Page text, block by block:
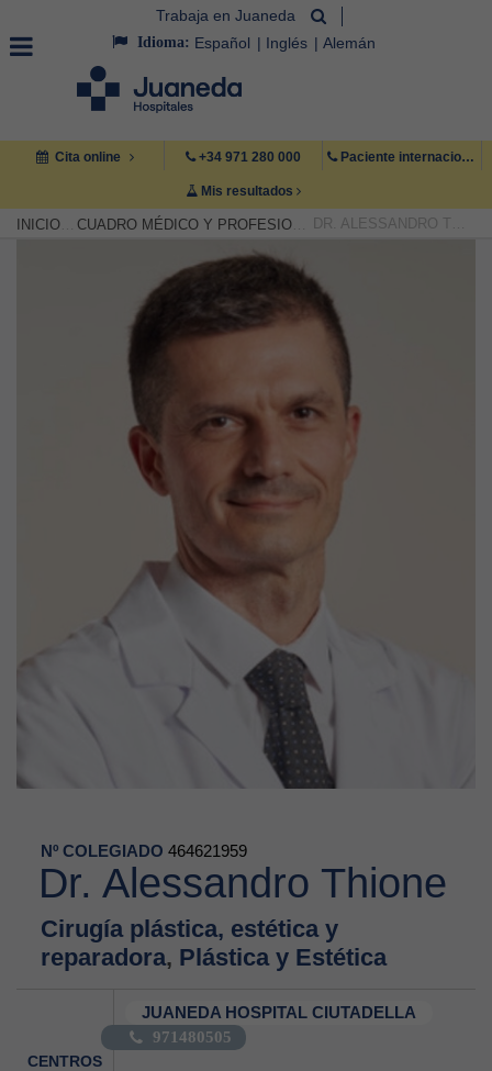
Trabaja en Juaneda
Idioma: Español Inglés Alemán
Cita online +34 971 280 000 Paciente internacional +34 971 222 222
Mis resultados
INICIO CUADRO MÉDICO Y PROFESIONAL DR. ALESSANDRO THIONE
Nº COLEGIADO 464621959
Dr. Alessandro Thione
Cirugía plástica, estética y
reparadora, Plástica y Estética
CENTROS
JUANEDA HOSPITAL CIUTADELLA
971480505